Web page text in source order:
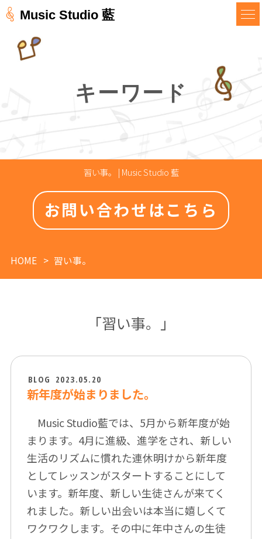
Music Studio 藍
キーワード
習い事。 | Music Studio 藍
お問い合わせはこちら
HOME 習い事。
「習い事。」
BLOG 2023.05.20
新年度が始まりました。
Music Studio藍では、5月から新年度が始
まります。4月に進級、進学をされ、新しい
生活のリズムに慣れた連休明けから新年度
としてレッスンがスタートすることにして
います。新年度、新しい生徒さんが来てく
れました。新しい出会いは本当に嬉しくて
ワクワクします。その中に年中さんの生徒